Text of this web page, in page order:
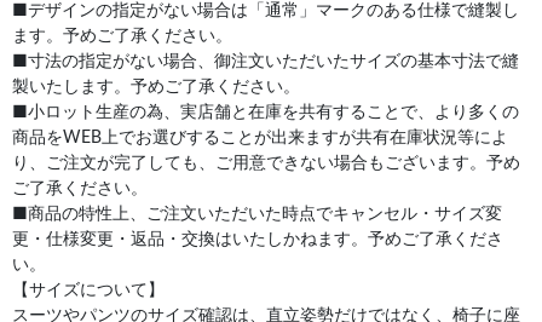
■デザインの指定がない場合は「通常」マークのある仕様で縫製し
ます。予めご了承ください。
■寸法の指定がない場合、御注文いただいたサイズの基本寸法で縫
製いたします。予めご了承ください。
■小ロット生産の為、実店舗と在庫を共有することで、より多くの
商品をWEB上でお選びすることが出来ますが共有在庫状況等によ
り、ご注文が完了しても、ご用意できない場合もございます。予め
ご了承ください。
■商品の特性上、ご注文いただいた時点でキャンセル・サイズ変
更・仕様変更・返品・交換はいたしかねます。予めご了承くださ
い。
【サイズについて】
スーツやパンツのサイズ確認は、直立姿勢だけではなく、椅子に座